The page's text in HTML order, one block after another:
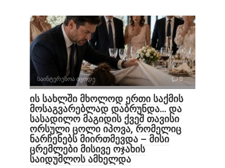
საინტერესოა იცოდე 0
ის სახლში მხოლოდ ერთი საქმის
მოსაგვარებლად დაბრუნდა… და
სასადილო მაგიდის ქვეშ თავისი
ორსული ცოლი იპოვა, რომელიც
ნარჩენებს მიირთმევდა – მისი
ცრემლები მისივე ოჯახის
საიდუმლოს ამხელდა